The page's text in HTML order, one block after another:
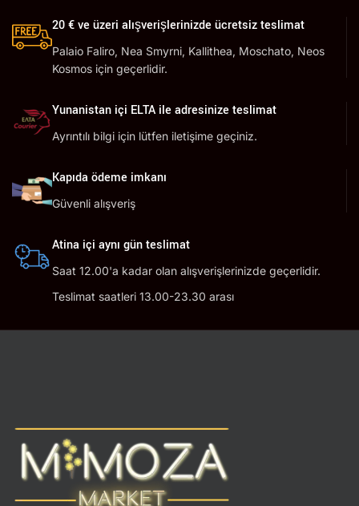
20 € ve üzeri alışverişlerinizde ücretsiz teslimat
Palaio Faliro, Nea Smyrni, Kallithea, Moschato, Neos
Kosmos için geçerlidir.
Yunanistan içi ELTA ile adresinize teslimat
Ayrıntılı bilgi için lütfen iletişime geçiniz.
Kapıda ödeme imkanı
Güvenli alışveriş
Atina içi aynı gün teslimat
Saat 12.00'a kadar olan alışverişlerinizde geçerlidir.
Teslimat saatleri 13.00-23.30 arası